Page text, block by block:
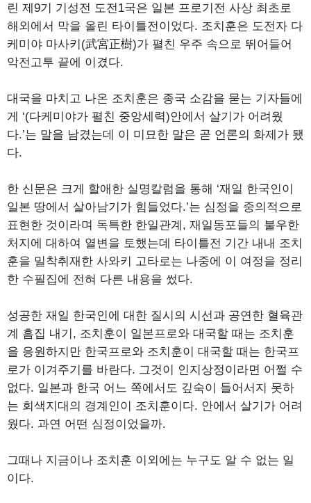
린 제9기 기성전 도전1국은 일본 프로기전 사상 최초로
해외에서 막을 올린 타이틀전이었다. 조치훈은 도전자 다
케미야 마사키(武宮正樹)가 펼친 우주 속으로 뛰어들어
악전고투 끝에 이겼다.
대국을 마치고 나온 조치훈은 종국 소감을 묻는 기자들에
게 ‘(다케미야가 펼친 중앙세력)안에서 살기가 어려웠
다.’는 말을 남겼는데 이 미묘한 말은 곧 언론의 화제가 됐
다.
한 신문은 크게 할애한 실명칼럼을 통해 ‘재일 한국인이
일본 땅에서 살아남기가 힘들었다.’는 심정을 중의적으로
표현한 것이라며 독특한 한일관계, 재일동포들의 불우한
처지에 대하여 열변을 토했는데 타이틀전 기간 내내 조치
훈을 밀착취재한 사와키 고타로는 나중에 이 여정을 정리
한 수필집에 전혀 다른 내용을 썼다.
성공한 재일 한국인에 대한 질시의 시선과 공연한 혈육관
계 흠집 내기, 조치훈이 일본프로와 대국할 때는 조치훈
을 응원하지만 한국프로와 조치훈이 대국할 때는 한국프
로가 이겨주기를 바란다. 그것이 인지상정이라면 어쩔 수
없다. 일본과 한국 어느 쪽에서도 깊숙이 들어서지 못하
는 회색지대의 경계인이 조치훈이다. 안에서 살기가 어려
웠다. 과연 어떤 심정이었을까.
그때나 지금이나 조치훈 이외에는 누구도 알 수 없는 일
이다.